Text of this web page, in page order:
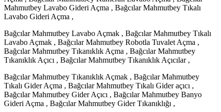
Mahmutbey Lavabo Gideri Açma , Bağcılar Mahmutbey Tıkalı
Lavabo Gideri Açma ,
Bağcılar Mahmutbey Lavabo Açmak , Bağcılar Mahmutbey Tıkalı
Lavabo Açmak , Bağcılar Mahmutbey Robotla Tuvalet Açma ,
Bağcılar Mahmutbey Tıkanıklık Açma , Bağcılar Mahmutbey
Tıkanıklık Açıcı , Bağcılar Mahmutbey Tıkanıklık Açıcılar ,
Bağcılar Mahmutbey Tıkanıklık Açmak , Bağcılar Mahmutbey
Tıkalı Gider Açma , Bağcılar Mahmutbey Tıkalı Gider açıcı ,
Bağcılar Mahmutbey Gider Açıcı , Bağcılar Mahmutbey Banyo
Gideri Açma , Bağcılar Mahmutbey Gider Tıkanıklığı ,